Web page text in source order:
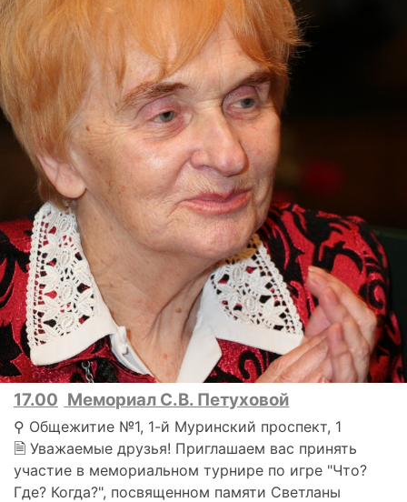
17.00 Мемориал С.В. Петуховой
⚲ Общежитие №1, 1-й Муринский проспект, 1
🗎 Уважаемые друзья! Приглашаем вас принять
участие в мемориальном турнире по игре "Что?
Где? Когда?", посвященном памяти Светланы